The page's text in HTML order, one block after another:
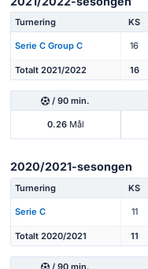
Turnering KS
Serie C Group C 16
Totalt 2021/2022 16
/ 90 min.
0.26Mål
2020/2021-sesongen
Turnering KS
Serie C 11
Totalt 2020/2021 11
/ 90 min.